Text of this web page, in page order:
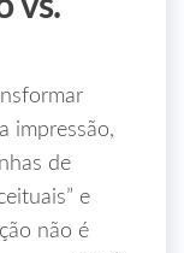
vs.
impressão,
de
e
não é